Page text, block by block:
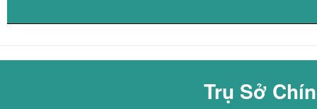
GẠCH COTTO
GẠCH THẺTrụ Sở